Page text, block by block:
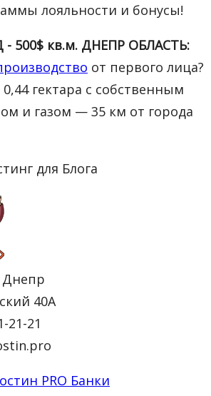
лояльности и бонусы!
500$ кв.м. ДНЕПР ОБЛАСТЬ:
от первого лица?
гектара с собственным
и газом — 35 км от города
для Блога
Днепр
40А
21-21
PRO Банки